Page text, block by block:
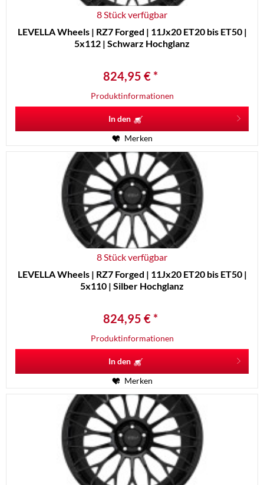
8 Stück verfügbar
LEVELLA Wheels | RZ7 Forged | 11Jx20 ET20 bis ET50 |
5x112 | Schwarz Hochglanz
824,95 € *
Produktinformationen
In den
Merken
8 Stück verfügbar
LEVELLA Wheels | RZ7 Forged | 11Jx20 ET20 bis ET50 |
5x110 | Silber Hochglanz
824,95 € *
Produktinformationen
In den
Merken